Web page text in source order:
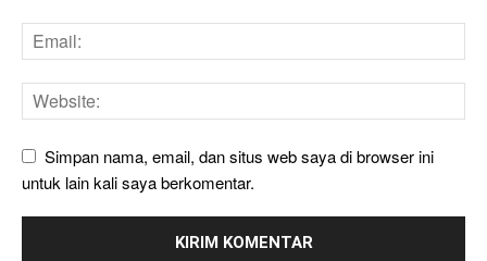
Simpan nama, email, dan situs web saya di browser ini
untuk lain kali saya berkomentar.